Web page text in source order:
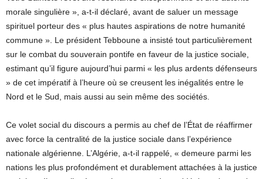
morale singulière », a-t-il déclaré, avant de saluer un message
spirituel porteur des « plus hautes aspirations de notre humanité
commune ». Le président Tebboune a insisté tout particulièrement
sur le combat du souverain pontife en faveur de la justice sociale,
estimant qu’il figure aujourd’hui parmi « les plus ardents défenseurs
» de cet impératif à l’heure où se creusent les inégalités entre le
Nord et le Sud, mais aussi au sein même des sociétés.
Ce volet social du discours a permis au chef de l’État de réaffirmer
avec force la centralité de la justice sociale dans l’expérience
nationale algérienne. L’Algérie, a-t-il rappelé, « demeure parmi les
nations les plus profondément et durablement attachées à la justice